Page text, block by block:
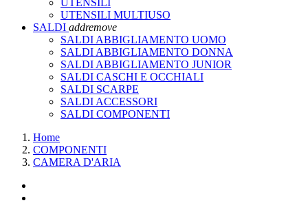
UTENSILI
UTENSILI MULTIUSO
SALDI addremove
SALDI ABBIGLIAMENTO UOMO
SALDI ABBIGLIAMENTO DONNA
SALDI ABBIGLIAMENTO JUNIOR
SALDI CASCHI E OCCHIALI
SALDI SCARPE
SALDI ACCESSORI
SALDI COMPONENTI
Home
COMPONENTI
CAMERA D'ARIA